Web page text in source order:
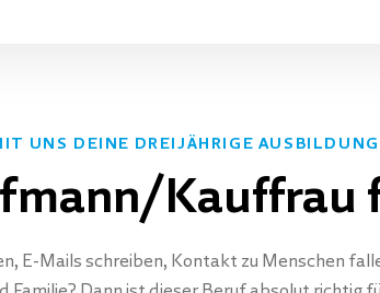
UNS DEINE DREIJÄHRIGE AUSBILDUNG
Kauffrau
E-Mails schreiben, Kontakt zu Menschen